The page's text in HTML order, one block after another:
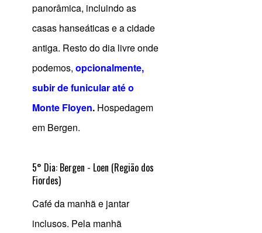
panorâmica, incluindo as
casas hanseáticas e a cidade
antiga. Resto do dia livre onde
podemos, opcionalmente,
subir de funicular até o
Monte Floyen. Hospedagem
em Bergen.
5° Dia: Bergen - Loen (Região dos
Fiordes)
Café da manhã e jantar
inclusos. Pela manhã